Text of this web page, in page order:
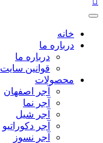
خانه
درباره ما
درباره ما
قوانین سایت
محصولات
آجر اصفهان
آجر نما
آجر شیل
آجر دکوراتیو
آجر نسوز